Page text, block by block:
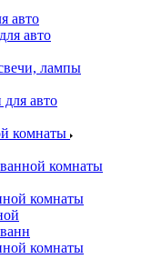
авто
авто
лампы
авто
комнаты
комнаты
комнаты
комнаты